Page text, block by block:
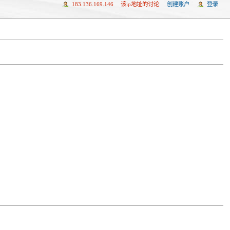
183.136.169.146 该ip地址的讨论 创建账户 登录